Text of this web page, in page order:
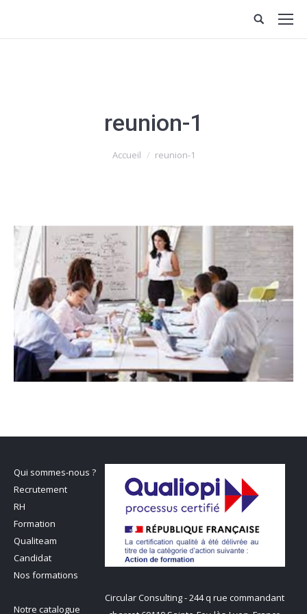
reunion-1
Accueil reunion-1
Qui sommes-nous ?
Recrutement
RH
Formation
Qualiteam
Candidat
Nos formations
Notre catalogue
Circular Consulting - 244 q rue commandant